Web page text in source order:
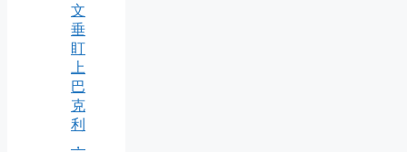
文
垂
盯
上
巴
克
利
，